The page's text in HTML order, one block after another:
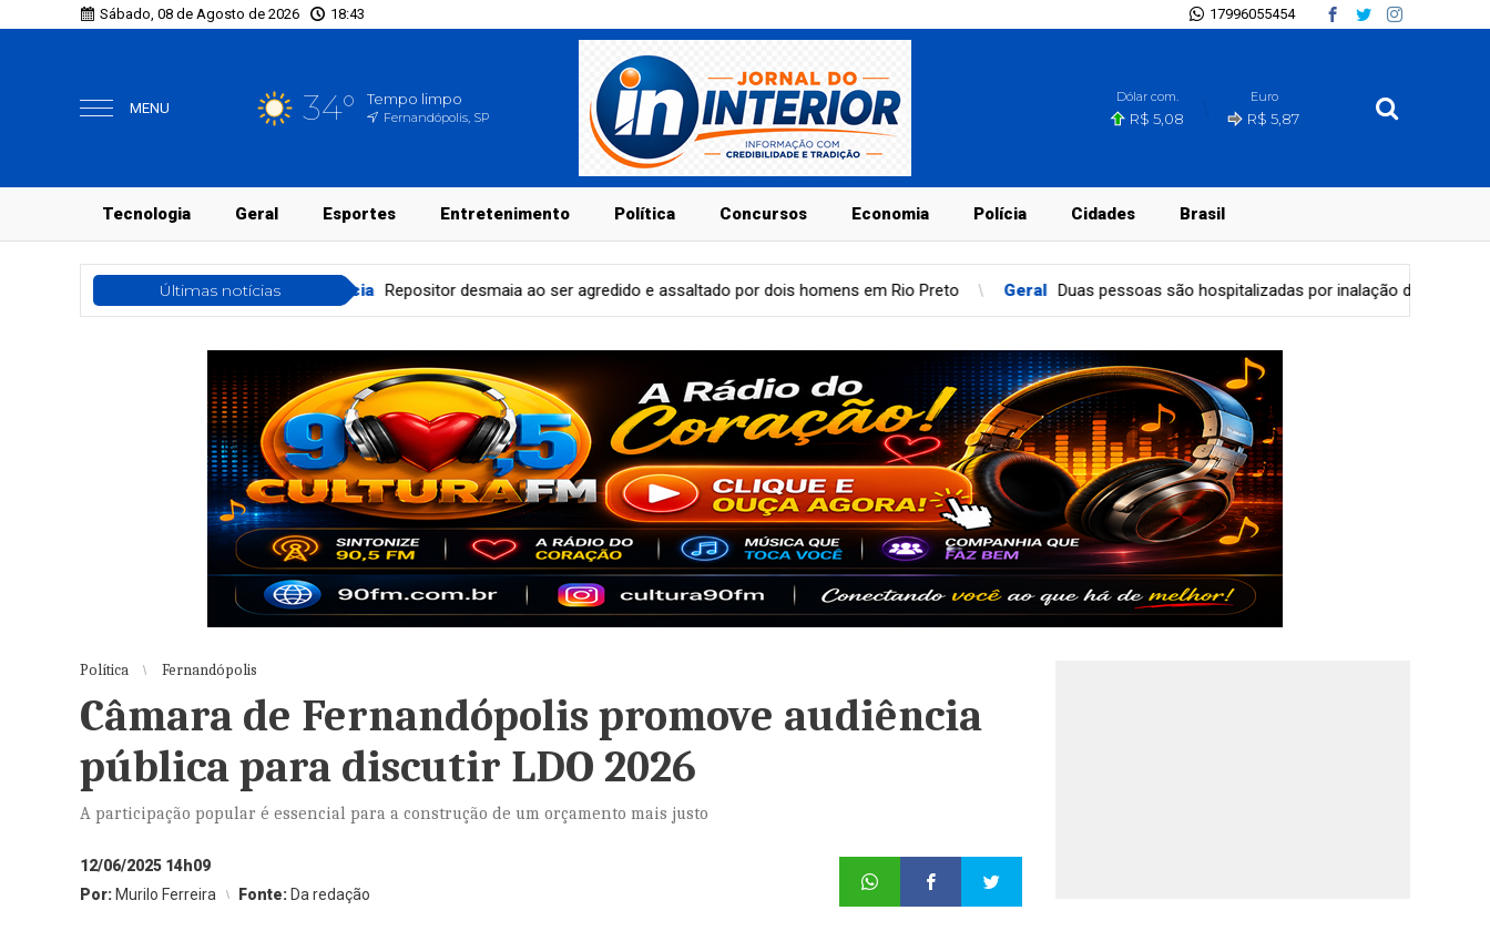
Sábado, 08 de Agosto de 2026 18:43 17996055454
MENU 34° Tempo limpo
Fernandópolis, SP
Dólar com.
R$ 5,08
Euro
R$ 5,87
Tecnologia Geral Esportes Entretenimento Política Concursos Economia Polícia Cidades Brasil
Últimas notícias
Repositor desmaia ao ser agredido e assaltado por dois homens em Rio Preto Geral Duas pessoas são hospitalizadas por inalação de fumaça em incêndio que atingiu galpão
Política Fernandópolis
Câmara de Fernandópolis promove audiência
pública para discutir LDO 2026
A participação popular é essencial para a construção de um orçamento mais justo
12/06/2025 14h09
Por: Murilo Ferreira Fonte: Da redação